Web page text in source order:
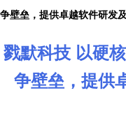
争壁垒，提供卓越软件研发
戮默科技 以硬
争壁垒，提供